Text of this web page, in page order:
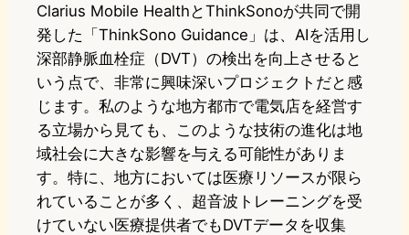
Clarius Mobile HealthとThinkSonoが共同で開
発した「ThinkSono Guidance」は、AIを活用し
深部静脈血栓症（DVT）の検出を向上させると
いう点で、非常に興味深いプロジェクトだと感
じます。私のような地方都市で電気店を経営す
る立場から見ても、このような技術の進化は地
域社会に大きな影響を与える可能性がありま
す。特に、地方においては医療リソースが限ら
れていることが多く、超音波トレーニングを受
けていない医療提供者でもDVTデータを収集